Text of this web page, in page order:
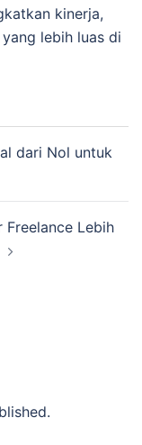
kinerja,
lebih luas di
dari Nol untuk
Lebih